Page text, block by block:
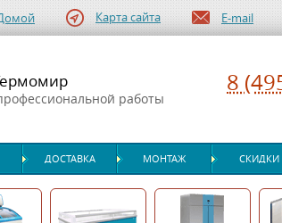
Карта сайта E-mail
работы
8
ДОСТАВКА МОНТАЖ СКИДКИ